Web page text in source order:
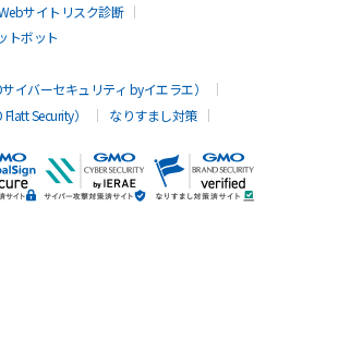
サイトリスク診断
トボット
イバーセキュリティ byイエラエ）
Security）
なりすまし対策